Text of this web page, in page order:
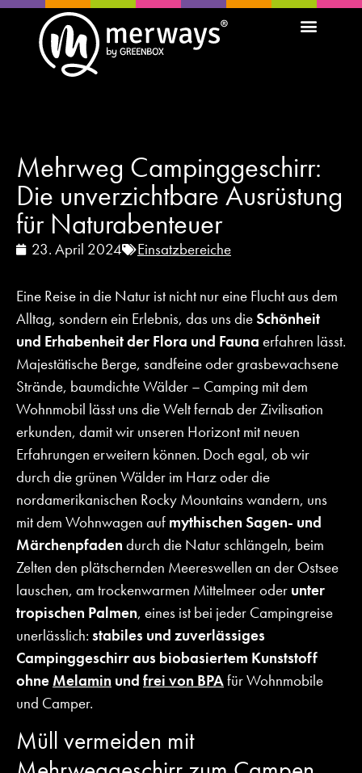
Mehrweg Campinggeschirr:
Die unverzichtbare Ausrüstung
für Naturabenteuer
23. April 2024 Einsatzbereiche
Eine Reise in die Natur ist nicht nur eine Flucht aus dem
Alltag, sondern ein Erlebnis, das uns dieSchönheit
und Erhabenheit der Flora und Fauna erfahren lässt.
Majestätische Berge, sandfeine oder grasbewachsene
Strände, baumdichte Wälder – Camping mit dem
Wohnmobil lässt uns die Welt fernab der Zivilisation
erkunden, damit wir unseren Horizont mit neuen
Erfahrungen erweitern können. Doch egal, ob wir
durch die grünen Wälder im Harz oder die
nordamerikanischen Rocky Mountains wandern, uns
mit dem Wohnwagen auf mythischen Sagen- und
Märchenpfaden durch die Natur schlängeln, beim
Zelten den plätschernden Meereswellen an der Ostsee
lauschen, am trockenwarmen Mittelmeer oder unter
tropischen Palmen, eines ist bei jeder Campingreise
unerlässlich: stabiles und zuverlässiges
Campinggeschirr aus biobasiertem Kunststoff
ohneMelamin und frei von BPAfür Wohnmobile
und Camper.
Müll vermeiden mit